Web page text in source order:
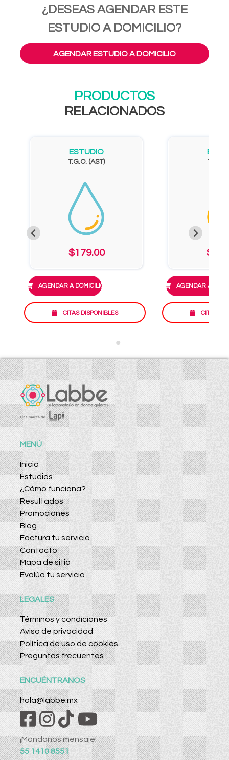
¿DESEAS AGENDAR ESTE
ESTUDIO A DOMICILIO?
AGENDAR ESTUDIO A DOMICILIO
PRODUCTOS
RELACIONADOS
ESTUDIO
T.G.O. (AST)
$179.00
AGENDAR A DOMICILIO
CITAS DISPONIBLES
T.G.P.
AGENDAR A
CITAS
MENÚ
Inicio
Estudios
¿Cómo funciona?
Resultados
Promociones
Blog
Factura tu servicio
Contacto
Mapa de sitio
Evalúa tu servicio
LEGALES
Términos y condiciones
Aviso de privacidad
Política de uso de cookies
Preguntas frecuentes
ENCUÉNTRANOS
hola@labbe.mx
¡Mándanos mensaje!
55 1410 8551